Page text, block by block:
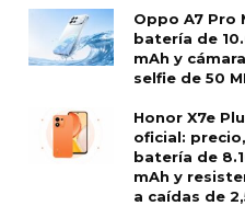
Oppo A7 Pro
batería de
mAh y cámara
selfie de 50
Honor X7e
oficial: precio,
batería de
mAh y
a caídas de